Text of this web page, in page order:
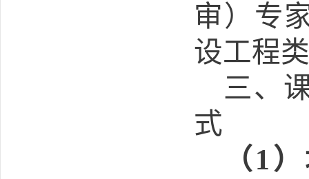
审）专
设工程
三、
式
（ 1